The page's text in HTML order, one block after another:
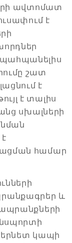
ավտոմատ
է
շատ
է
է տալիս
սխալների
համար
և
կապի